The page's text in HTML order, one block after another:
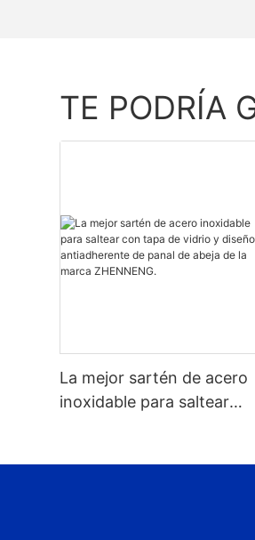
TE PODRÍA
La mejor sartén de acero
inoxidable para saltear